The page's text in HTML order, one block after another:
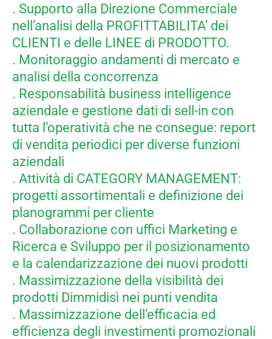
. Supporto alla Direzione Commerciale
nell’analisi della PROFITTABILITA’ dei
CLIENTI e delle LINEE di PRODOTTO.
. Monitoraggio andamenti di mercato e
analisi della concorrenza
. Responsabilità business intelligence
aziendale e gestione dati di sell-in con
tutta l’operatività che ne consegue: report
di vendita periodici per diverse funzioni
aziendali
. Attività di CATEGORY MANAGEMENT:
progetti assortimentali e definizione dei
planogrammi per cliente
. Collaborazione con uffici Marketing e
Ricerca e Sviluppo per il posizionamento
e la calendarizzazione dei nuovi prodotti
. Massimizzazione della visibilità dei
prodotti Dimmidisì nei punti vendita
. Massimizzazione dell’efficacia ed
efficienza degli investimenti promozionali